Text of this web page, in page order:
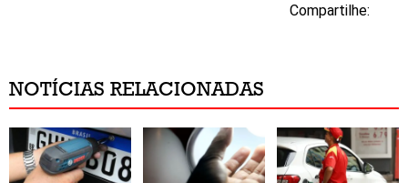
Compartilhe:
NOTÍCIAS RELACIONADAS